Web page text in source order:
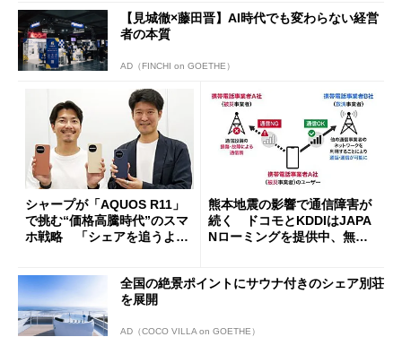
【見城徹×藤田晋】AI時代でも変わらない経営
者の本質
AD（FINCHI on GOETHE）
シャープが「AQUOS R11」
で挑む“価格高騰時代”のスマ
ホ戦略 「シェアを追うより
熊本地震の影響で通信障害が
続く ドコモとKDDIはJAPA
Nローミングを提供中、無料
全国の絶景ポイントにサウナ付きのシェア別荘
を展開
AD（COCO VILLA on GOETHE）